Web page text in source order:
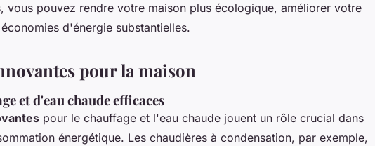
vous pouvez rendre votre maison plus écologique, améliorer votre
d'énergie substantielles.
pour la maison
et d'eau chaude efficaces
pour le chauffage et l'eau chaude jouent un rôle crucial dans
énergétique. Les chaudières à condensation, par exemple,